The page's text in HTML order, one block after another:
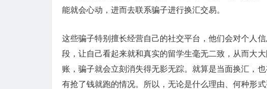
能就会心动，进而去联系骗子进行换汇交易。
这些骗子特别擅长经营自己的社交平台，他们会对个人
段，让自己看起来就和真实的留学生毫无二致，从而大
账，骗子就会立刻消失得无影无踪。就算是当面换汇，
有抢了钱就跑的情况。所以，无论是什么理由、何种形